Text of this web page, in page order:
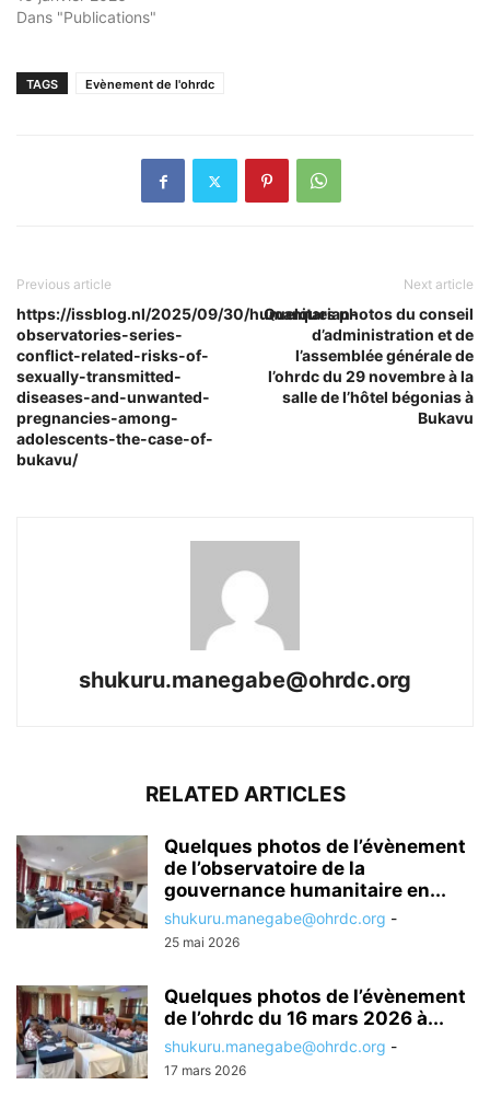
Dans "Publications"
TAGS Evènement de l'ohrdc
Previous article
https://issblog.nl/2025/09/30/humanitarian-
observatories-series-
conflict-related-risks-of-
sexually-transmitted-
diseases-and-unwanted-
pregnancies-among-
adolescents-the-case-of-
bukavu/
Next article
Quelques photos du conseil
d’administration et de
l’assemblée générale de
l’ohrdc du 29 novembre à la
salle de l’hôtel bégonias à
Bukavu
shukuru.manegabe@ohrdc.org
RELATED ARTICLES
Quelques photos de l’évènement
de l’observatoire de la
gouvernance humanitaire en...
shukuru.manegabe@ohrdc.org -
25 mai 2026
Quelques photos de l’évènement
de l’ohrdc du 16 mars 2026 à...
shukuru.manegabe@ohrdc.org -
17 mars 2026